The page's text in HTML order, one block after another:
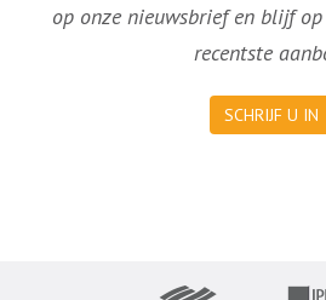
op onze nieuwsbrief en blijf
recentste
SCHRIJF U IN